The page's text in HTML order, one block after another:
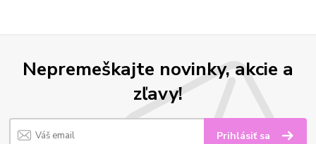
Nepremeškajte novinky, akcie a
zľavy!
Prihlásiť sa